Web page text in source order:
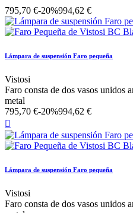
795,70 €-20%994,62 €
Lámpara de suspensión Faro pequeña
Vistosi
Faro consta de dos vasos unidos
metal
795,70 €-20%994,62 €

Lámpara de suspensión Faro pequeña
Vistosi
Faro consta de dos vasos unidos